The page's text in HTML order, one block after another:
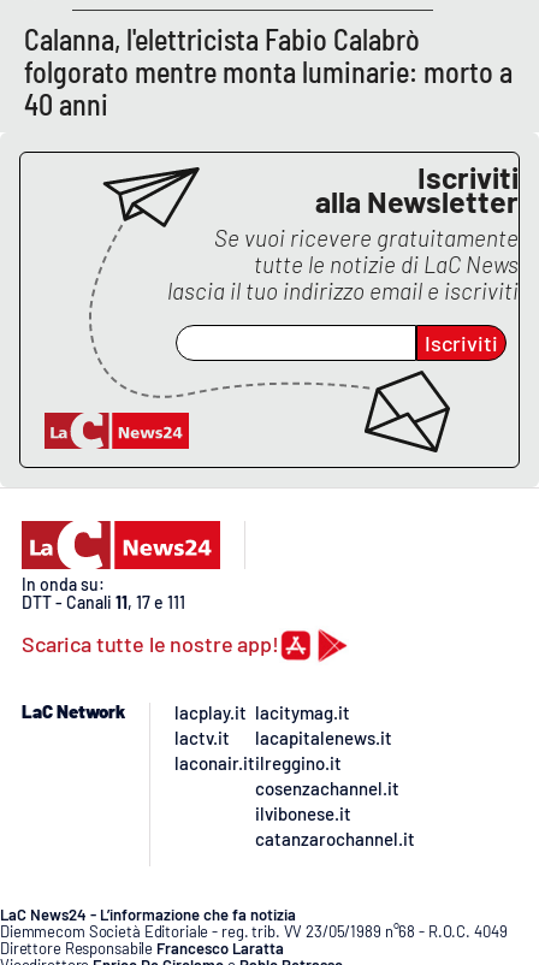
Calanna, l'elettricista Fabio Calabrò
folgorato mentre monta luminarie: morto a
40 anni
Iscriviti
alla Newsletter
Se vuoi ricevere gratuitamente
tutte le notizie di LaC News
lascia il tuo indirizzo email e iscriviti
Iscriviti
In onda su:
DTT - Canali 11, 17 e 111
Scarica tutte le nostre app!
LaC Network
lacplay.it
lactv.it
laconair.it
lacitymag.it
lacapitalenews.it
ilreggino.it
cosenzachannel.it
ilvibonese.it
catanzarochannel.it
LaC News24 - L’informazione che fa notizia
Diemmecom Società Editoriale - reg. trib. VV 23/05/1989 n°68 - R.O.C. 4049
Direttore Responsabile Francesco Laratta